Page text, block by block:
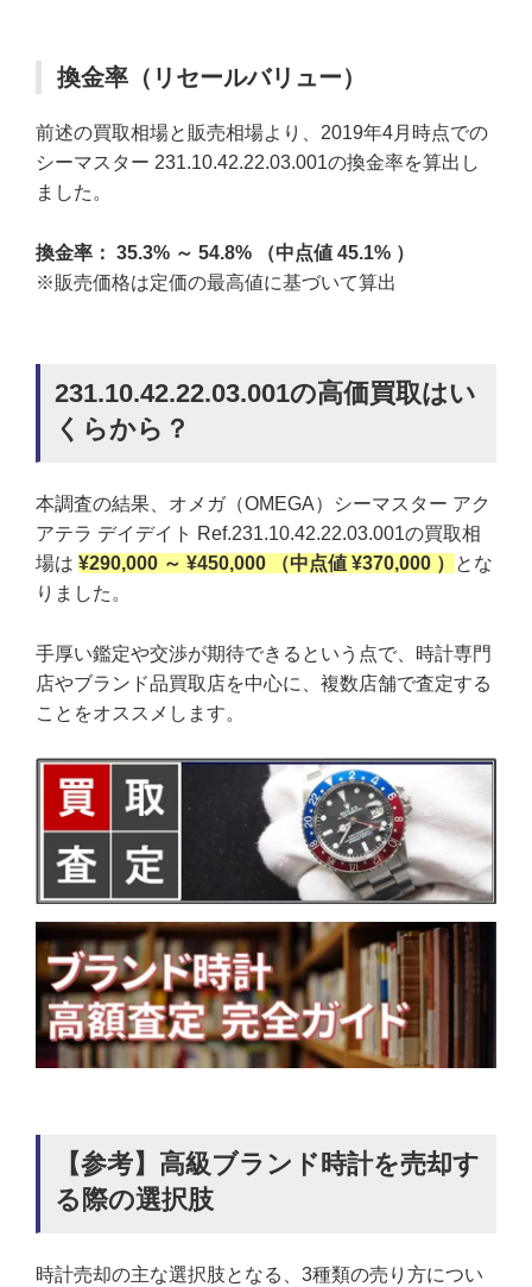
換金率（リセールバリュー）
前述の買取相場と販売相場より、2019年4月時点での
シーマスター 231.10.42.22.03.001の換金率を算出し
ました。
換金率： 35.3% ～ 54.8% （中点値 45.1% ）
※販売価格は定価の最高値に基づいて算出
231.10.42.22.03.001の高価買取はい
くらから？
本調査の結果、オメガ（OMEGA）シーマスター アク
アテラ デイデイト Ref.231.10.42.22.03.001の買取相
場は ¥290,000 ～ ¥450,000 （中点値 ¥370,000 ）
とな
りました。
手厚い鑑定や交渉が期待できるという点で、時計専門
店やブランド品買取店を中心に、複数店舗で査定する
ことをオススメします。
【参考】高級ブランド時計を売却す
る際の選択肢
時計売却の主な選択肢となる、3種類の売り方につい